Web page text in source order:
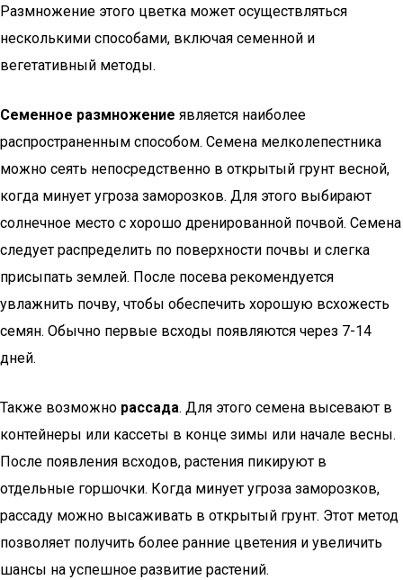
Размножение этого цветка может осуществляться
несколькими способами, включая семенной и
вегетативный методы.
Семенное размножение является наиболее
распространенным способом. Семена мелколепестника
можно сеять непосредственно в открытый грунт весной,
когда минует угроза заморозков. Для этого выбирают
солнечное место с хорошо дренированной почвой. Семена
следует распределить по поверхности почвы и слегка
присыпать землей. После посева рекомендуется
увлажнить почву, чтобы обеспечить хорошую всхожесть
семян. Обычно первые всходы появляются через 7-14
дней.
Также возможно рассада. Для этого семена высевают в
контейнеры или кассеты в конце зимы или начале весны.
После появления всходов, растения пикируют в
отдельные горшочки. Когда минует угроза заморозков,
рассаду можно высаживать в открытый грунт. Этот метод
позволяет получить более ранние цветения и увеличить
шансы на успешное развитие растений.